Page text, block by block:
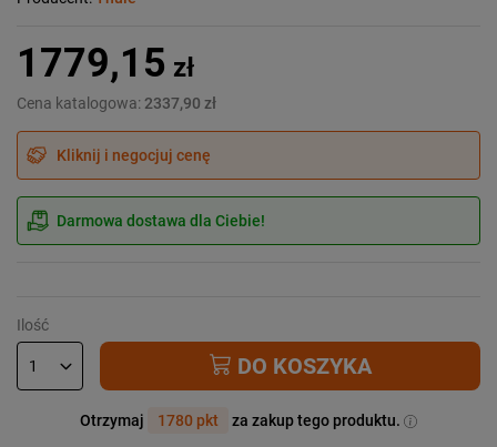
1779,15 zł
Cena katalogowa: 2337,90 zł
Kliknij i negocjuj cenę
Darmowa dostawa dla Ciebie!
Ilość
DO KOSZYKA
Otrzymaj 1780 pkt za zakup tego produktu.